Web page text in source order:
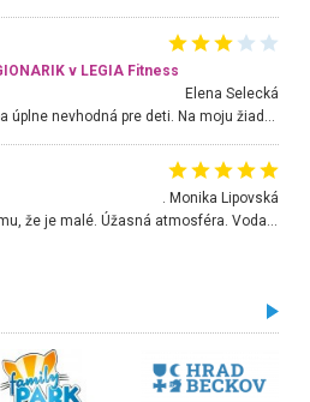
v LEGIA Fitness
Elena Selecká
Kútik výborný, ale hlučná hudba úplne nevhodná pre deti. Na moju žiadosť o aspoň sušenie nereagovali.
. Monika Lipovská